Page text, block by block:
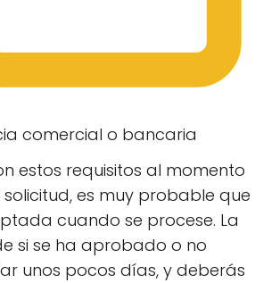
comercial o bancaria
estos requisitos al momento
es muy probable que
cuando se procese. La
si se ha aprobado o no
unos pocos días, y deberás